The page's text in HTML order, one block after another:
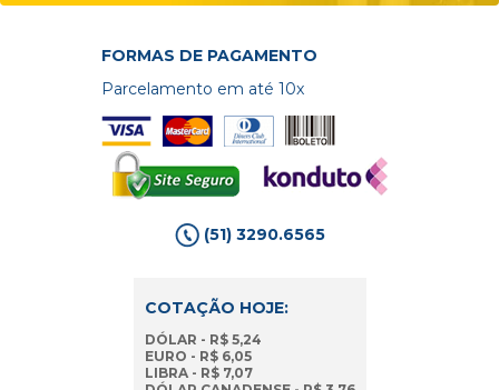
FORMAS DE PAGAMENTO
Parcelamento em até 10x
(51) 3290.6565
COTAÇÃO HOJE:
DÓLAR - R$ 5,24
EURO - R$ 6,05
LIBRA - R$ 7,07